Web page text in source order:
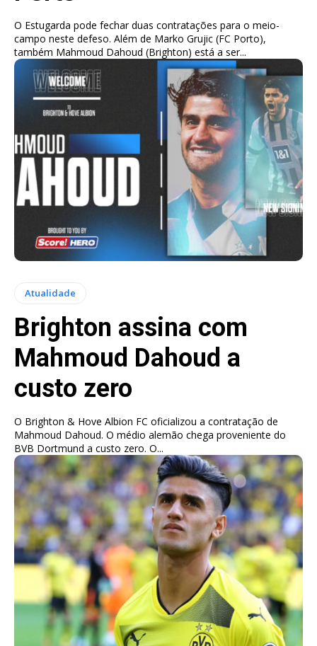
O Estugarda pode fechar duas contratações para o meio-
campo neste defeso. Além de Marko Grujic (FC Porto),
também Mahmoud Dahoud (Brighton) está a ser...
Atualidade
Brighton assina com
Mahmoud Dahoud a
custo zero
O Brighton & Hove Albion FC oficializou a contratação de
Mahmoud Dahoud. O médio alemão chega proveniente do
BVB Dortmund a custo zero. O...